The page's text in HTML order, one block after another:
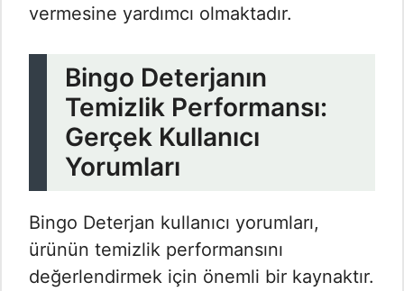
vermesine yardımcı olmaktadır.
Bingo Deterjanın
Temizlik Performansı:
Gerçek Kullanıcı
Yorumları
Bingo Deterjan kullanıcı yorumları,
ürünün temizlik performansını
değerlendirmek için önemli bir kaynaktır.